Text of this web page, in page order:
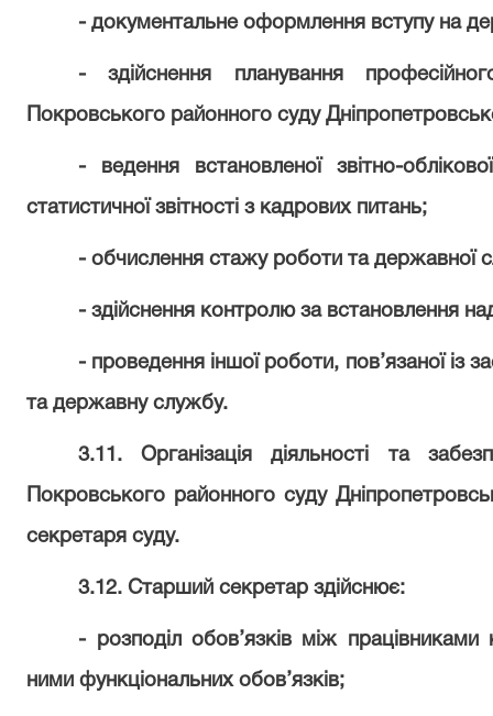
- документальне оформлення вступу на
- здійснення планування
Покровського районного суду
- ведення встановленої звітно-
статистичної звітності з кадрових питань;
- обчислення стажу роботи та державної
- здійснення контролю за встановлення
- проведення іншої роботи, пов’язаної із
та державну службу.
3.11. Організація діяльності та
Покровського районного суду
секретаря суду.
3.12. Старший секретар здійснює:
- розподіл обов’язків між
ними функціональних обов’язків;